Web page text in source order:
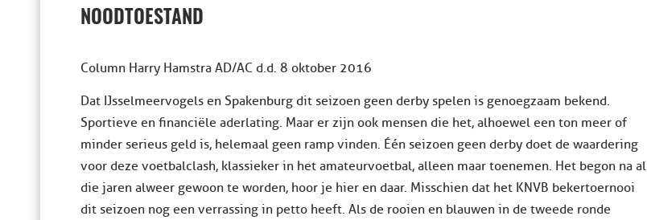
NOODTOESTAND
Column Harry Hamstra AD/AC d.d. 8 oktober 2016
Dat IJsselmeervogels en Spakenburg dit seizoen geen derby spelen is genoegzaam bekend.
Sportieve en financiële aderlating. Maar er zijn ook mensen die het, alhoewel een ton meer of
minder serieus geld is, helemaal geen ramp vinden. Één seizoen geen derby doet de waardering
voor deze voetbalclash, klassieker in het amateurvoetbal, alleen maar toenemen. Het begon na al
die jaren alweer gewoon te worden, hoor je hier en daar. Misschien dat het KNVB bekertoernooi
dit seizoen nog een verrassing in petto heeft. Als de rooien en blauwen in de tweede ronde